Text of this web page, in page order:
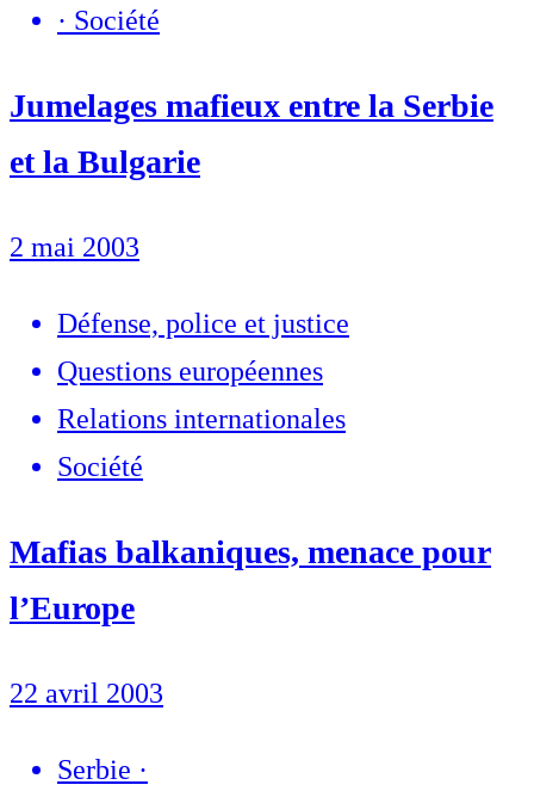
· Société
Jumelages mafieux entre la Serbie
et la Bulgarie
2 mai 2003
Défense, police et justice
Questions européennes
Relations internationales
Société
Mafias balkaniques, menace pour
l’Europe
22 avril 2003
Serbie ·